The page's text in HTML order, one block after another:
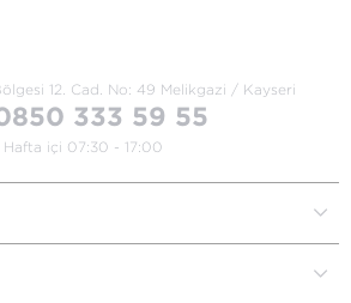
12. Cad. No: 49 Melikgazi / Kayseri
333 59 55
Hafta içi 07:30 - 17:00